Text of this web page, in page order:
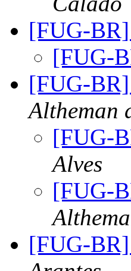
[FUG-
[FUG-
[FUG-
Altheman
[FUG-
Alves
[FUG-
[FUG-